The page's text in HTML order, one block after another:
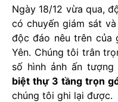
Ngày 18/12 vừa qua,
có chuyến giám sát
độc đáo nêu trên của
Yên. Chúng tôi trân
số hình ảnh ấn
biệt thự 3 tầng trọn
chúng tôi ghi lại được.